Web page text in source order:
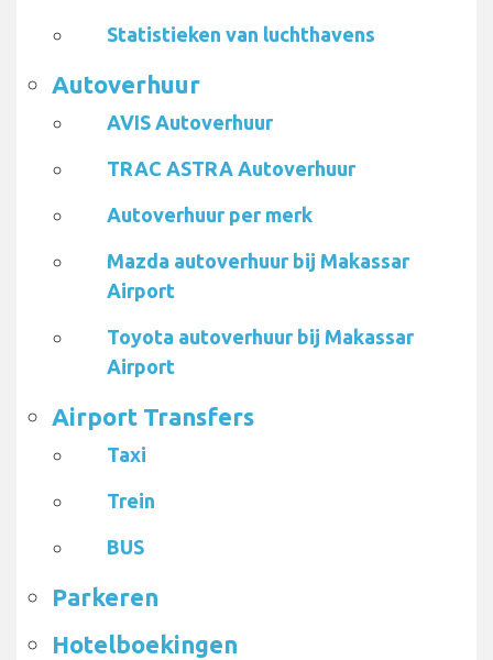
Statistieken van luchthavens
Autoverhuur
AVIS Autoverhuur
TRAC ASTRA Autoverhuur
Autoverhuur per merk
Mazda autoverhuur bij Makassar
Airport
Toyota autoverhuur bij Makassar
Airport
Airport Transfers
Taxi
Trein
BUS
Parkeren
Hotelboekingen